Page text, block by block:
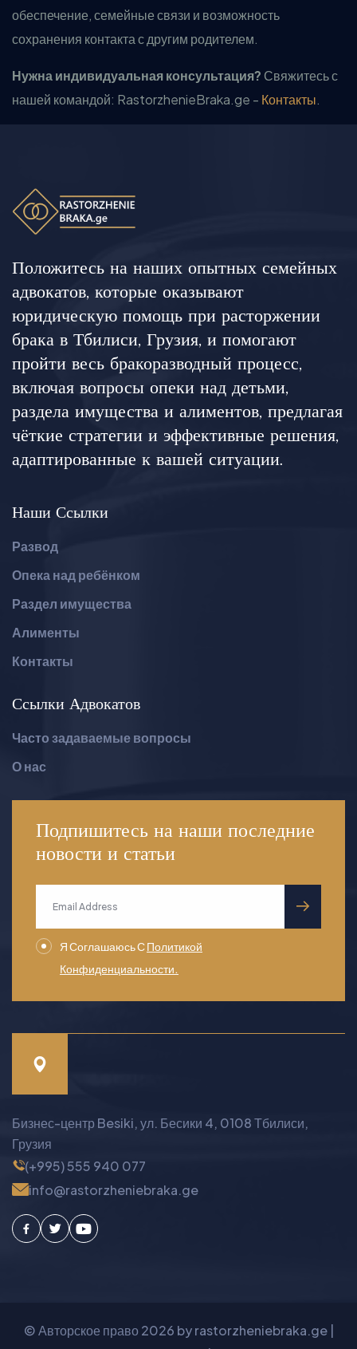
обеспечение, семейные связи и возможность
сохранения контакта с другим родителем.
Нужна индивидуальная консультация? Свяжитесь с
нашей командой: RastorzhenieBraka.ge - Контакты.
Положитесь на наших опытных семейных
адвокатов, которые оказывают
юридическую помощь при расторжении
брака в Тбилиси, Грузия, и помогают
пройти весь бракоразводный процесс,
включая вопросы опеки над детьми,
раздела имущества и алиментов, предлагая
чёткие стратегии и эффективные решения,
адаптированные к вашей ситуации.
Наши Ссылки
Развод
Опека над ребёнком
Раздел имущества
Алименты
Контакты
Ссылки Адвокатов
Часто задаваемые вопросы
О нас
Подпишитесь на наши последние
новости и статьи
submit
Я Соглашаюсь СПолитикой
Конфиденциальности.
Бизнес-центр Besiki, ул. Бесики 4, 0108 Тбилиси,
Грузия
(+995) 555 940 077
info@rastorzheniebraka.ge
Facebook
TwitterYoutube
© Авторское право 2026 by rastorzheniebraka.ge |